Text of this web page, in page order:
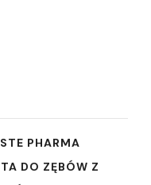
PHARMA
DO ZĘBÓW Z